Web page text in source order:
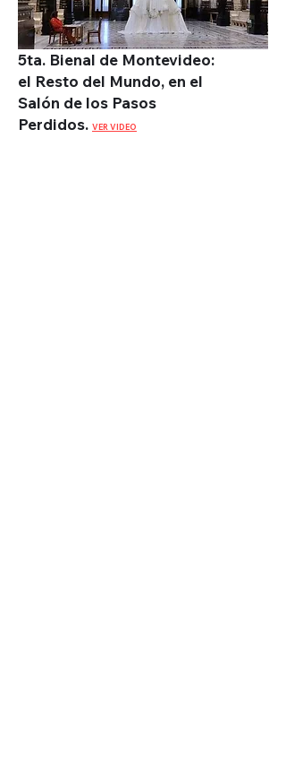
5ta. Bienal de Montevideo:
el Resto del Mundo, en el
Salón de los Pasos
Perdidos. VER VIDEO